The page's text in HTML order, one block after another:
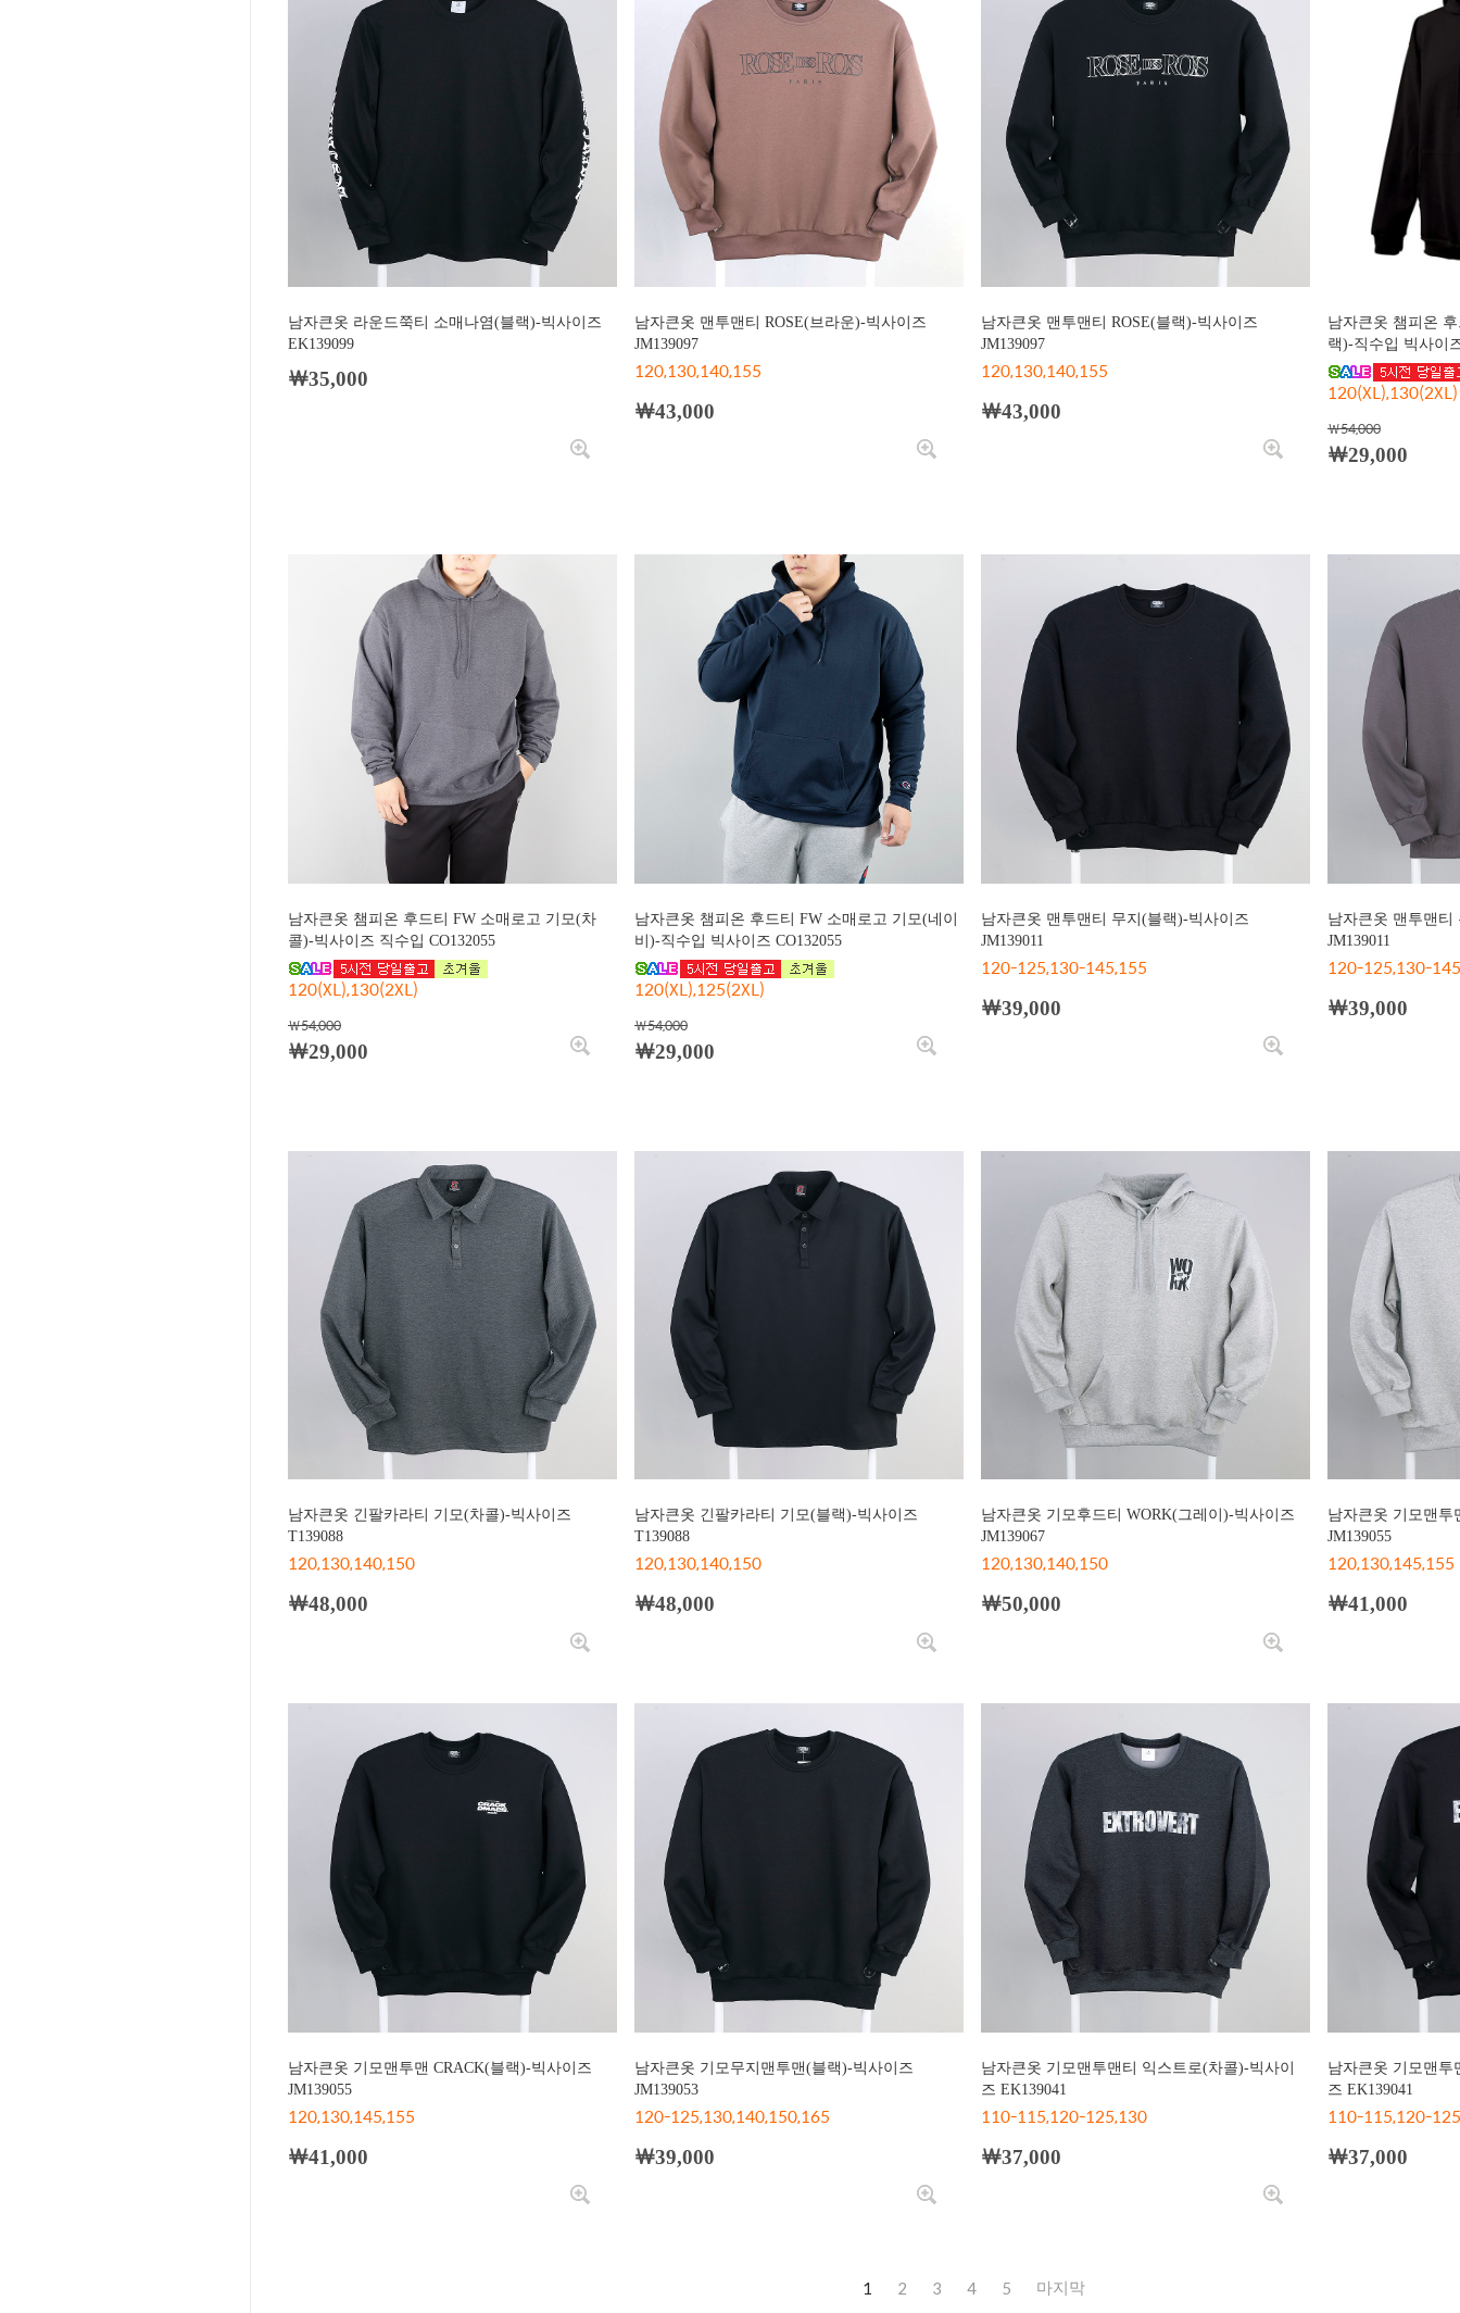
남자큰옷 라운드쭉티 소매나염(블랙)-빅사이즈
EK139099
￦35,000
남자큰옷 맨투맨티 ROSE(브라운)-빅사이즈
JM139097
120,130,140,155
￦43,000
남자큰옷 맨투맨티 ROSE(블랙)-빅사이즈
JM139097
120,130,140,155
￦43,000
남자큰옷 챔피온
랙)-직수입 빅사이
120(XL),130(2XL)
￦54,000
￦29,000
남자큰옷 챔피온 후드티 FW 소매로고 기모(차
콜)-빅사이즈 직수입 CO132055
120(XL),130(2XL)
￦54,000
￦29,000
남자큰옷 챔피온 후드티 FW 소매로고 기모(네이
비)-직수입 빅사이즈 CO132055
120(XL),125(2XL)
￦54,000
￦29,000
남자큰옷 맨투맨티 무지(블랙)-빅사이즈
JM139011
120-125,130-145,155
￦39,000
남자큰옷 맨투맨티
JM139011
120-125,130-
￦39,000
남자큰옷 긴팔카라티 기모(차콜)-빅사이즈
T139088
120,130,140,150
￦48,000
남자큰옷 긴팔카라티 기모(블랙)-빅사이즈
T139088
120,130,140,150
￦48,000
남자큰옷 기모후드티 WORK(그레이)-빅사이즈
JM139067
120,130,140,150
￦50,000
남자큰옷 기모맨투
JM139055
120,130,145,155
￦41,000
남자큰옷 기모맨투맨 CRACK(블랙)-빅사이즈
JM139055
120,130,145,155
￦41,000
남자큰옷 기모무지맨투맨(블랙)-빅사이즈
JM139053
120-125,130,140,150,165
￦39,000
남자큰옷 기모맨투맨티 익스트로(차콜)-빅사이
즈 EK139041
110-115,120-125,130
￦37,000
남자큰옷 기모맨투
즈 EK139041
110-115,120-
￦37,000
1 2 3 4 5